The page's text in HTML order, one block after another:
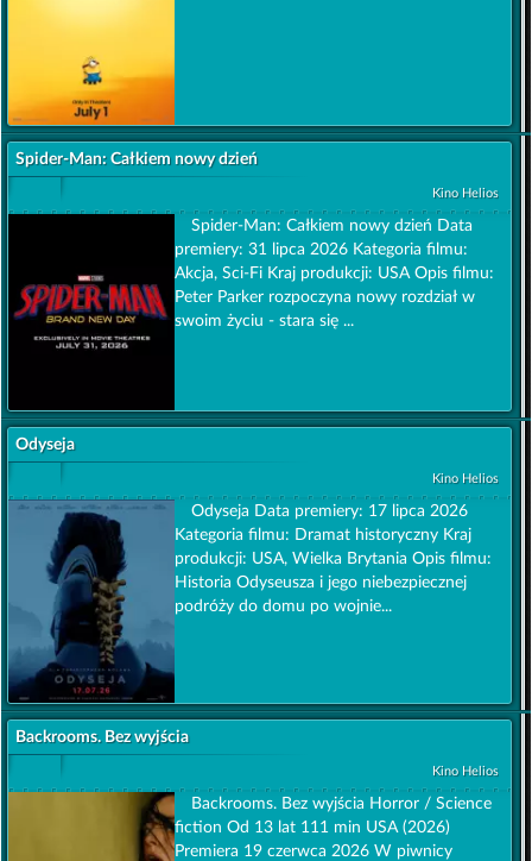
Spider-Man: Całkiem nowy dzień
Kino Helios
Spider-Man: Całkiem nowy dzień Data
premiery: 31 lipca 2026 Kategoria filmu:
Akcja, Sci-Fi Kraj produkcji: USA Opis filmu:
Peter Parker rozpoczyna nowy rozdział w
swoim życiu - stara się ...
Odyseja
Kino Helios
Odyseja Data premiery: 17 lipca 2026
Kategoria filmu: Dramat historyczny Kraj
produkcji: USA, Wielka Brytania Opis filmu:
Historia Odyseusza i jego niebezpiecznej
podróży do domu po wojnie...
Backrooms. Bez wyjścia
Kino Helios
Backrooms. Bez wyjścia Horror / Science
fiction Od 13 lat 111 min USA (2026)
Premiera 19 czerwca 2026 W piwnicy